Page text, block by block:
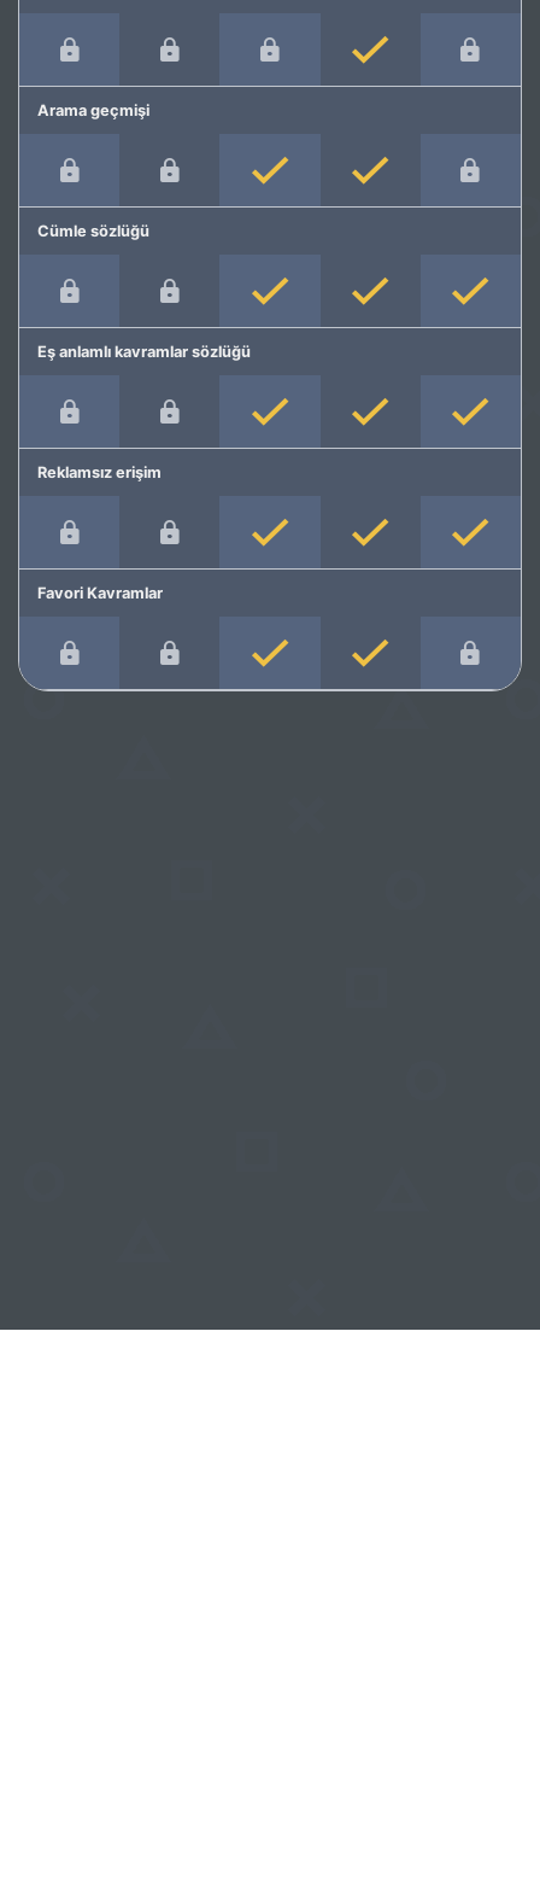
Arama geçmişi
Cümle sözlüğü
Eş anlamlı kavramlar sözlüğü
Reklamsız erişim
Favori Kavramlar